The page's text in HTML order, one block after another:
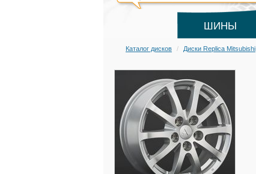
ШИНЫ
Каталог дисков Диски Replica Mitsubishi